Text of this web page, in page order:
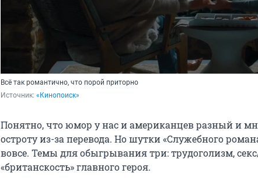
Всё так романтично, что порой приторно
Источник: «Кинопоиск»
Понятно, что юмор у нас и американцев разный и
остроту из-за перевода. Но шутки «Служебного
вовсе. Темы для обыгрывания три: трудоголизм,
«британскость» главного героя.